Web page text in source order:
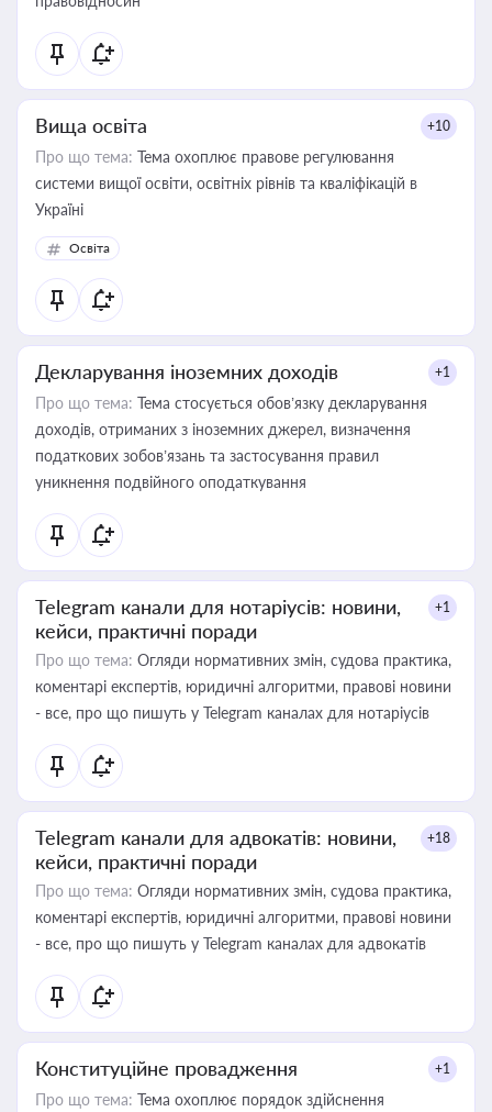
Вища освіта +10
Про що тема: Тема охоплює правове регулювання
системи вищої освіти, освітніх рівнів та кваліфікацій в
Україні
Освіта
Декларування іноземних доходів +1
Про що тема: Тема стосується обов’язку декларування
доходів, отриманих з іноземних джерел, визначення
податкових зобов’язань та застосування правил
уникнення подвійного оподаткування
Telegram канали для нотаріусів: новини,
кейси, практичні поради
+1
Про що тема: Огляди нормативних змін, судова практика,
коментарі експертів, юридичні алгоритми, правові новини
- все, про що пишуть у Telegram каналах для нотаріусів
Telegram канали для адвокатів: новини,
кейси, практичні поради
+18
Про що тема: Огляди нормативних змін, судова практика,
коментарі експертів, юридичні алгоритми, правові новини
- все, про що пишуть у Telegram каналах для адвокатів
Конституційне провадження +1
Про що тема: Тема охоплює порядок здійснення